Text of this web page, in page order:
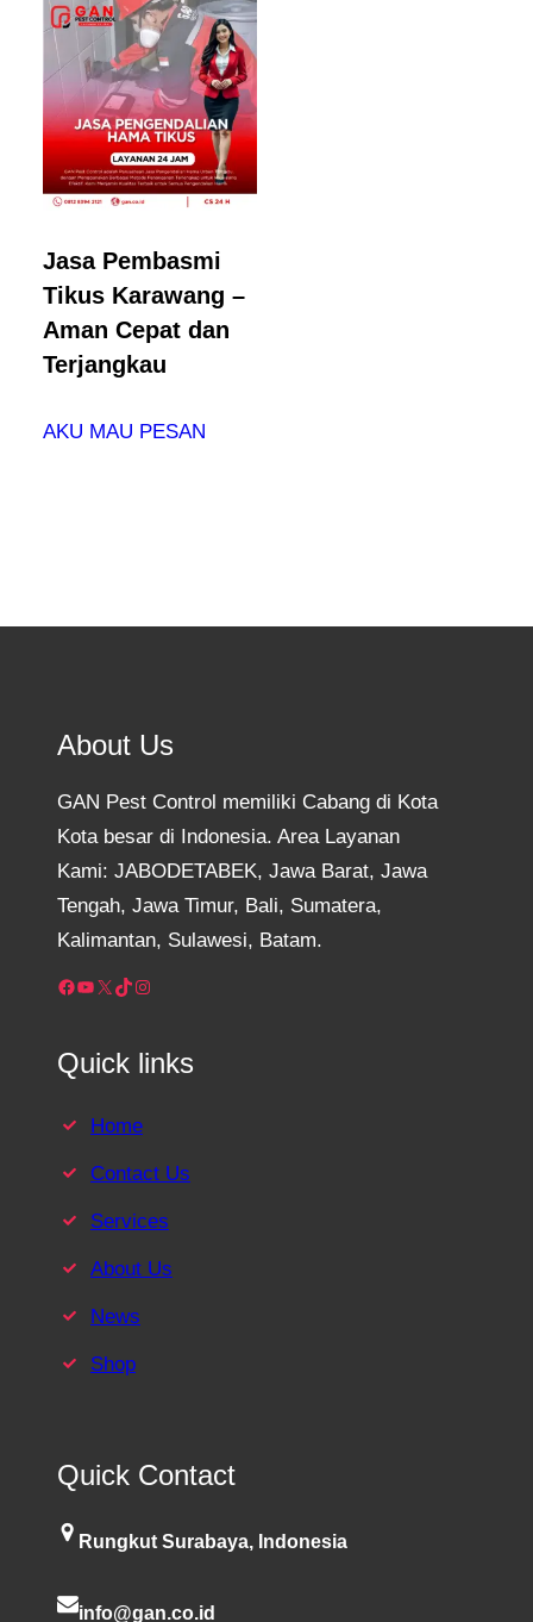
Jasa Pembasmi
Tikus Karawang –
Aman Cepat dan
Terjangkau
AKU MAU PESAN
About Us
GAN Pest Control memiliki Cabang di Kota
Kota besar di Indonesia. Area Layanan
Kami: JABODETABEK, Jawa Barat, Jawa
Tengah, Jawa Timur, Bali, Sumatera,
Kalimantan, Sulawesi, Batam.
Facebook YouTube X TikTok Instagram
Quick links
Home
Contact Us
Services
About Us
News
Shop
Quick Contact
Rungkut Surabaya, Indonesia
info@gan.co.id